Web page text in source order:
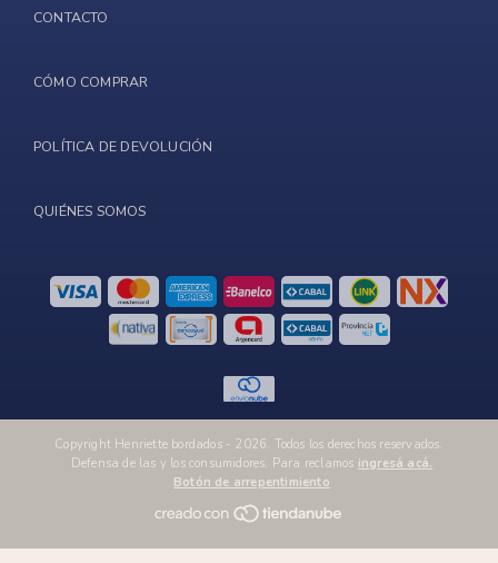
CONTACTO
CÓMO COMPRAR
POLÍTICA DE DEVOLUCIÓN
QUIÉNES SOMOS
Copyright Henriette bordados - 2026. Todos los derechos reservados.
Defensa de las y los consumidores. Para reclamos ingresá acá.
Botón de arrepentimiento